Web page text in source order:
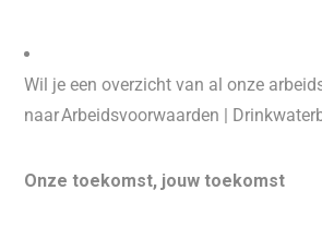
Wil je een overzicht van al onze
naar Arbeidsvoorwaarden |
Onze toekomst, jouw toekomst